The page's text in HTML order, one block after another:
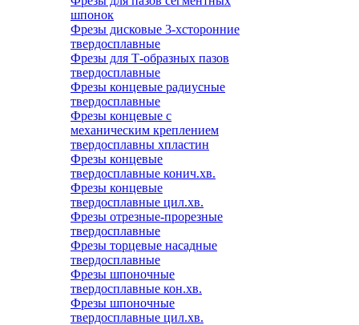
шпонок
Фрезы дисковые 3-хсторонние
твердосплавные
Фрезы для Т-образных пазов
твердосплавные
Фрезы концевые радиусные
твердосплавные
Фрезы концевые с
механическим креплением
твердосплавны хпластин
Фрезы концевые
твердосплавные конич.хв.
Фрезы концевые
твердосплавные цил.хв.
Фрезы отрезные-прорезные
твердосплавные
Фрезы торцевые насадные
твердосплавные
Фрезы шпоночные
твердосплавные кон.хв.
Фрезы шпоночные
твердосплавные цил.хв.